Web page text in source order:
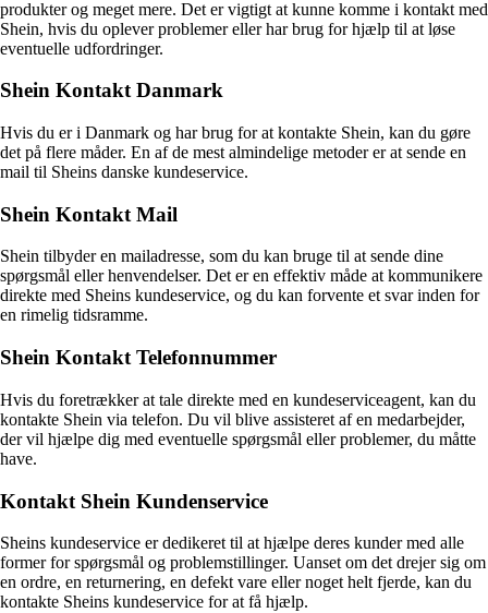
produkter og meget mere. Det er vigtigt at kunne komme i kontakt med
Shein, hvis du oplever problemer eller har brug for hjælp til at løse
eventuelle udfordringer.
Shein Kontakt Danmark
Hvis du er i Danmark og har brug for at kontakte Shein, kan du gøre
det på flere måder. En af de mest almindelige metoder er at sende en
mail til Sheins danske kundeservice.
Shein Kontakt Mail
Shein tilbyder en mailadresse, som du kan bruge til at sende dine
spørgsmål eller henvendelser. Det er en effektiv måde at kommunikere
direkte med Sheins kundeservice, og du kan forvente et svar inden for
en rimelig tidsramme.
Shein Kontakt Telefonnummer
Hvis du foretrækker at tale direkte med en kundeserviceagent, kan du
kontakte Shein via telefon. Du vil blive assisteret af en medarbejder,
der vil hjælpe dig med eventuelle spørgsmål eller problemer, du måtte
have.
Kontakt Shein Kundenservice
Sheins kundeservice er dedikeret til at hjælpe deres kunder med alle
former for spørgsmål og problemstillinger. Uanset om det drejer sig om
en ordre, en returnering, en defekt vare eller noget helt fjerde, kan du
kontakte Sheins kundeservice for at få hjælp.